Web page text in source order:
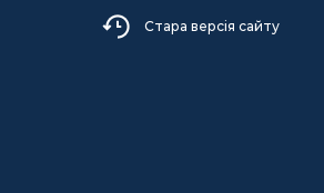
Стара версія сайту